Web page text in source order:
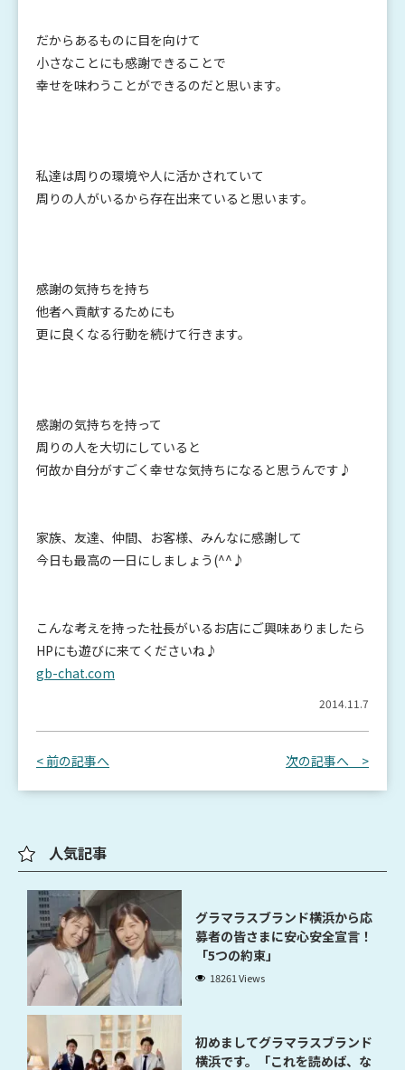
だからあるものに目を向けて
小さなことにも感謝できることで
幸せを味わうことができるのだと思います。
私達は周りの環境や人に活かされていて
周りの人がいるから存在出来ていると思います。
感謝の気持ちを持ち
他者へ貢献するためにも
更に良くなる行動を続けて行きます。
感謝の気持ちを持って
周りの人を大切にしていると
何故か自分がすごく幸せな気持ちになると思うんです♪
家族、友達、仲間、お客様、みんなに感謝して
今日も最高の一日にしましょう(^^♪
こんな考えを持った社長がいるお店にご興味ありましたら
HPにも遊びに来てくださいね♪
gb-chat.com
2014.11.7
< 前の記事へ 次の記事へ >
人気記事
グラマラスブランド横浜から応
募者の皆さまに安心安全宣言！
「5つの約束」
18261 Views
初めましてグラマラスブランド
横浜です。「これを読めば、な